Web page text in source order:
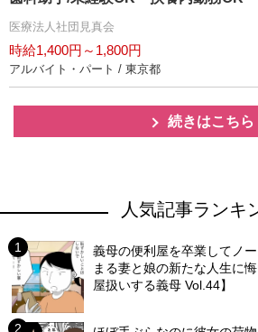
医療法人社団見真会
時給1,400円～1,800円
アルバイト・パート / 東京都
続きはこちら
人気記事ランキ
義母の便利屋を卒業してノ
まる妻と娘の新たな人生に
屋扱いする義母 Vol.44】